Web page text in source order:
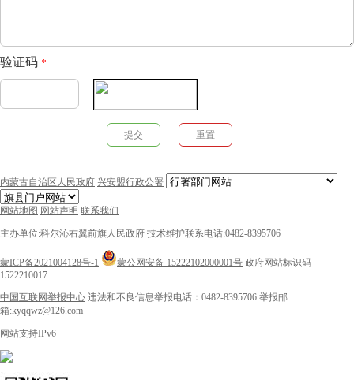
验证码 *
内蒙古自治区人民政府 兴安盟行政公署
网站地图 网站声明 联系我们
主办单位:科尔沁右翼前旗人民政府 技术维护联系电话:0482-8395706
蒙ICP备2021004128号-1 蒙公网安备 15222102000001号 政府网站标识码
1522210017
中国互联网举报中心 违法和不良信息举报电话：0482-8395706 举报邮
箱:kyqqwz@126.com
网站支持IPv6